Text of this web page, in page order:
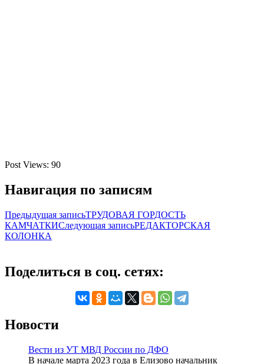
Post Views: 90
Навигация по записям
Предыдущая записьТРУДОВАЯ ГОРДОСТЬ
КАМЧАТКИСледующая записьРЕДАКТОРСКАЯ
КОЛОНКА
Поделиться в соц. сетях:
Новости
Вести из УТ МВД России по ДФО
В начале марта 2023 года в Елизово начальник